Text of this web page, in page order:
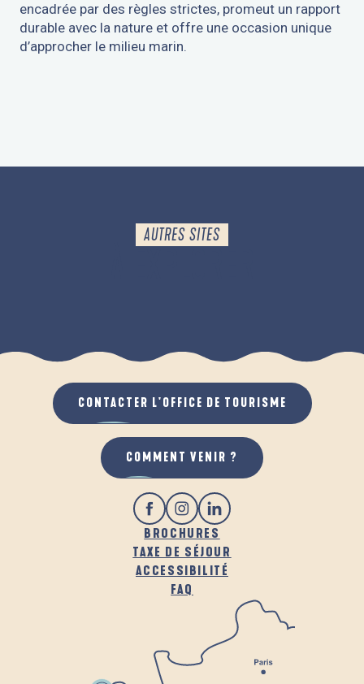
encadrée par des règles strictes, promeut un rapport
durable avec la nature et offre une occasion unique
d’approcher le milieu marin.
PÊCHE
AUTRES SITES
BROCHURES
TAXE DE SÉJOUR
ACCESSIBILITÉ
FAQ
CONTACTER L'OFFICE DE TOURISME
COMMENT VENIR ?